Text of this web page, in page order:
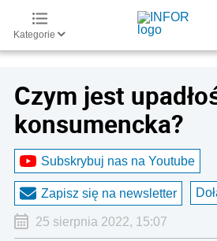
Kategorie
Czym jest
konsumencka?
Subskrybuj nas na Youtube
Zapisz się na newsletter
25 sierpnia 2022, 15:07